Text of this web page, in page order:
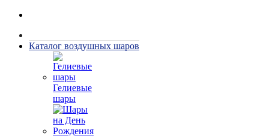
Каталог воздушных шаров
Гелиевые
шары